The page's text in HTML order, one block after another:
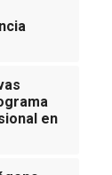
en